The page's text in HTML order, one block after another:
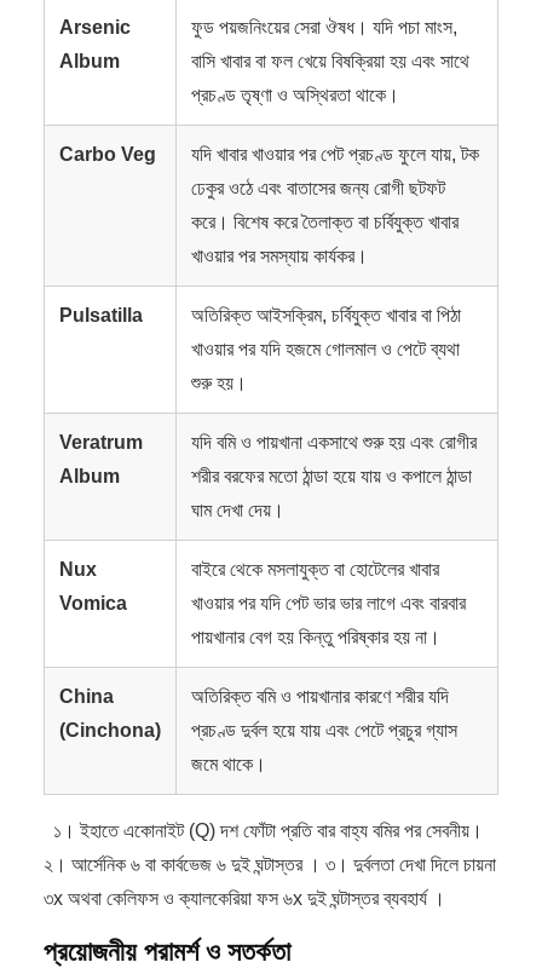
Arsenic
Album
ফুড পয়জনিংয়ের সেরা ঔষধ। যদি পচা মাংস,
বাসি খাবার বা ফল খেয়ে বিষক্রিয়া হয় এবং সাথে
প্রচণ্ড তৃষ্ণা ও অস্থিরতা থাকে।
Carbo Veg
যদি খাবার খাওয়ার পর পেট প্রচণ্ড ফুলে যায়, টক
ঢেকুর ওঠে এবং বাতাসের জন্য রোগী ছটফট
করে। বিশেষ করে তৈলাক্ত বা চর্বিযুক্ত খাবার
খাওয়ার পর সমস্যায় কার্যকর।
Pulsatilla
অতিরিক্ত আইসক্রিম, চর্বিযুক্ত খাবার বা পিঠা
খাওয়ার পর যদি হজমে গোলমাল ও পেটে ব্যথা
শুরু হয়।
Veratrum
Album
যদি বমি ও পায়খানা একসাথে শুরু হয় এবং রোগীর
শরীর বরফের মতো ঠান্ডা হয়ে যায় ও কপালে ঠান্ডা
ঘাম দেখা দেয়।
Nux
Vomica
বাইরে থেকে মসলাযুক্ত বা হোটেলের খাবার
খাওয়ার পর যদি পেট ভার ভার লাগে এবং বারবার
পায়খানার বেগ হয় কিন্তু পরিষ্কার হয় না।
China
(Cinchona)
অতিরিক্ত বমি ও পায়খানার কারণে শরীর যদি
প্রচণ্ড দুর্বল হয়ে যায় এবং পেটে প্রচুর গ্যাস
জমে থাকে।
১। ইহাতে একোনাইট (Q) দশ ফোঁটা প্রতি বার বাহ্য বমির পর সেবনীয়।
২। আর্সেনিক ৬ বা কার্বভেজ ৬ দুই ঘন্টাস্তর । ৩। দুর্বলতা দেখা দিলে চায়না
৩x অথবা কেলিফস ও ক্যালকেরিয়া ফস ৬x দুই ঘন্টাস্তর ব্যবহার্য ।
প্রয়োজনীয় পরামর্শ ও সতর্কতা